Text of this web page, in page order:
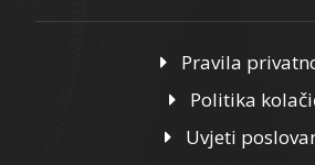
Pravila
Politika
Uvjeti